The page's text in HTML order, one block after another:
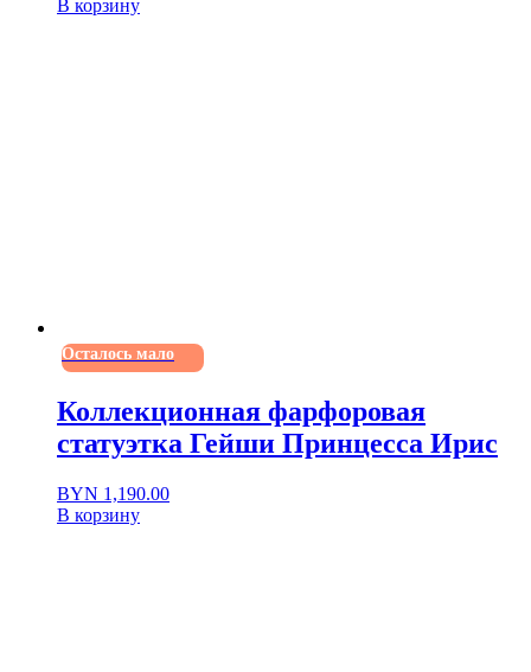
В корзину
Осталось мало
Коллекционная фарфоровая
статуэтка Гейши Принцесса Ирис
BYN 1,190.00
В корзину